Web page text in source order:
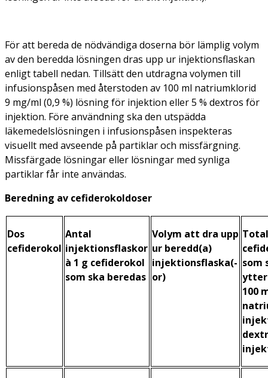
För att bereda de nödvändiga doserna bör lämplig volym
av den beredda lösningen dras upp ur injektionsflaskan
enligt tabell nedan. Tillsätt den utdragna volymen till
infusionspåsen med återstoden av 100 ml natriumklorid
9 mg/ml (0,9 %) lösning för injektion eller 5 % dextros för
injektion. Före användning ska den utspädda
läkemedelslösningen i infusionspåsen inspekteras
visuellt med avseende på partiklar och missfärgning.
Missfärgade lösningar eller lösningar med synliga
partiklar får inte användas.
Beredning av cefiderokoldoser
Dos
cefiderokol
Antal
injektionsflaskor
à 1 g cefiderokol
som ska beredas
Volym att dra upp
ur beredd(a)
injektionsflaska(-
or)
som
100